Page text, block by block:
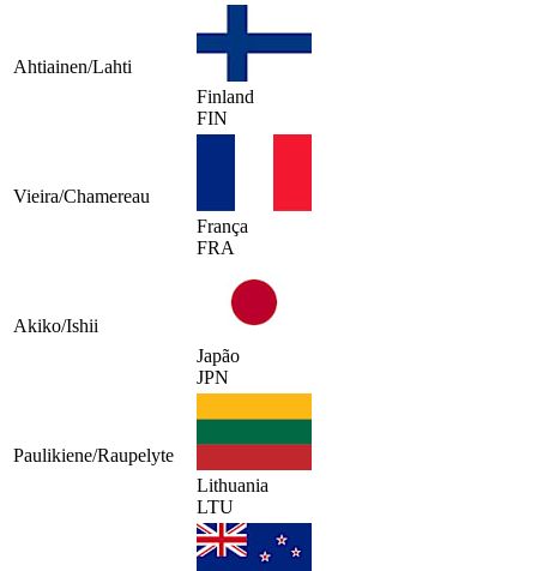
Ahtiainen/Lahti
Finland
FIN
Vieira/Chamereau
França
FRA
Akiko/Ishii
Japão
JPN
Paulikiene/Raupelyte
Lithuania
LTU